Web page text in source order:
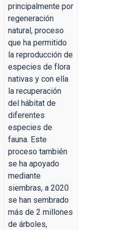
principalmente por
regeneración
natural, proceso
que ha permitido
la reproducción de
especies de flora
nativas y con ella
la recuperación
del hábitat de
diferentes
especies de
fauna. Este
proceso también
se ha apoyado
mediante
siembras, a 2020
se han sembrado
más de 2 millones
de árboles,